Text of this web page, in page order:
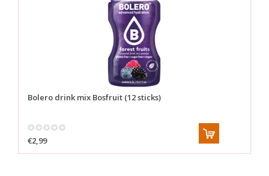
Bolero drink mix Bosfruit (12 sticks)
€2,99